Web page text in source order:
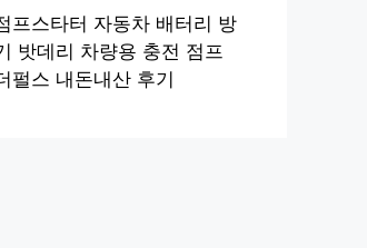
프스타터 자동차 배터리 방
밧데리 차량용 충전 점프
펄스 내돈내산 후기